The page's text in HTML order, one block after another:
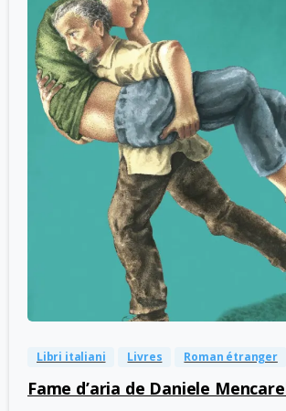
Libri italiani Livres Roman étranger
Fame d’aria de Daniele